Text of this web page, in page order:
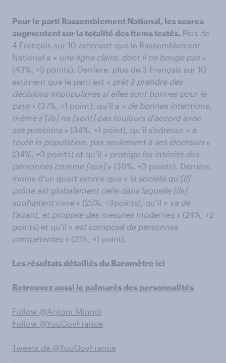
Pour le parti Rassemblement National, les scores
augmentent sur la totalité des items testés. Plus de
4 Français sur 10 estiment que le Rassemblement
National a « une ligne claire, dont il ne bouge pas »
(43%, +5 points). Derrière, plus de 3 Français sur 10
estiment que le parti est « prêt à prendre des
décisions impopulaires si elles sont bonnes pour le
pays » (37%, +1 point), qu’il a « de bonnes intentions,
même s’[ils] ne [sont] pas toujours d’accord avec
ses positions » (34%, +1 point), qu’il s’adresse « à
toute la population, pas seulement à ses électeurs »
(34%, +3 points) et qu’il « protège les intérêts des
personnes comme [eux] » (30%, +3 points). Derrière,
moins d’un quart estime que « la société qu’[il]
prône est globalement celle dans laquelle [ils]
souhaitent vivre » (25%, +3points), qu’il « va de
l’avant, et propose des mesures modernes » (24%, +2
points) et qu’il « est composé de personnes
compétentes » (21%, +1 point).
Les résultats détaillés du Baromètre ici
Retrouvez aussi le palmarès des personnalités
Follow @Antoni_Minniti
Follow @YouGovFrance
Tweets de @YouGovFrance